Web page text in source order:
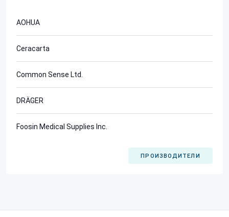
AOHUA
Ceracarta
Common Sense Ltd.
DRÄGER
Foosin Medical Supplies Inc.
ПРОИЗВОДИТЕЛИ